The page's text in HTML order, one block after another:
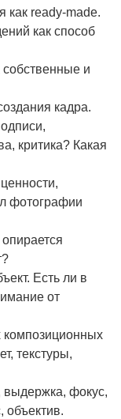
как ready-made.
как способ
собственные и
кадра.
критика? Какая
фотографии
Есть ли в
от
композиционных
текстуры,
выдержка, фокус,
объектив.